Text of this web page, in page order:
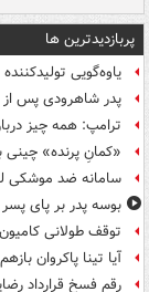
پربازدیدترین ها
یاوه‌گویی
پدر شاهرودی پس
ترامپ: همه چیز
«کمانِ پرنده» چینی
سامانه ضد موشکی
بوسه‌ پدر بر پای
توقف طولانی
آیا تینا پاکروان
رقم فسخ قرارداد رضاییان با